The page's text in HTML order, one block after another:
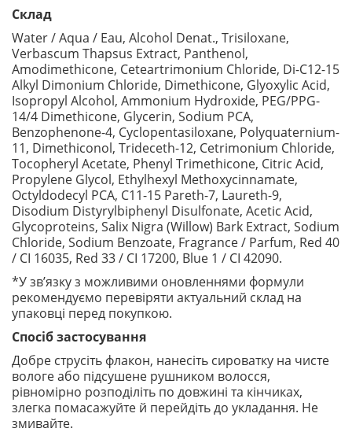
Склад
Water / Aqua / Eau, Alcohol Denat., Trisiloxane,
Verbascum Thapsus Extract, Panthenol,
Amodimethicone, Ceteartrimonium Chloride, Di-C12-15
Alkyl Dimonium Chloride, Dimethicone, Glyoxylic Acid,
Isopropyl Alcohol, Ammonium Hydroxide, PEG/PPG-
14/4 Dimethicone, Glycerin, Sodium PCA,
Benzophenone-4, Cyclopentasiloxane, Polyquaternium-
11, Dimethiconol, Trideceth-12, Cetrimonium Chloride,
Tocopheryl Acetate, Phenyl Trimethicone, Citric Acid,
Propylene Glycol, Ethylhexyl Methoxycinnamate,
Octyldodecyl PCA, C11-15 Pareth-7, Laureth-9,
Disodium Distyrylbiphenyl Disulfonate, Acetic Acid,
Glycoproteins, Salix Nigra (Willow) Bark Extract, Sodium
Chloride, Sodium Benzoate, Fragrance / Parfum, Red 40
/ CI 16035, Red 33 / CI 17200, Blue 1 / CI 42090.
*У зв’язку з можливими оновленнями формули
рекомендуємо перевіряти актуальний склад на
упаковці перед покупкою.
Спосіб застосування
Добре струсіть флакон, нанесіть сироватку на чисте
вологе або підсушене рушником волосся,
рівномірно розподіліть по довжині та кінчиках,
злегка помасажуйте й перейдіть до укладання. Не
змивайте.